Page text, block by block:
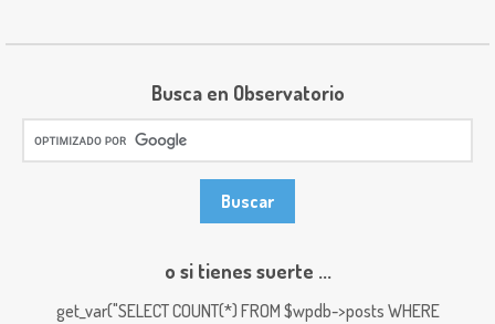
Busca en Observatorio
o si tienes suerte ...
get_var("SELECT COUNT(*) FROM $wpdb->posts WHERE